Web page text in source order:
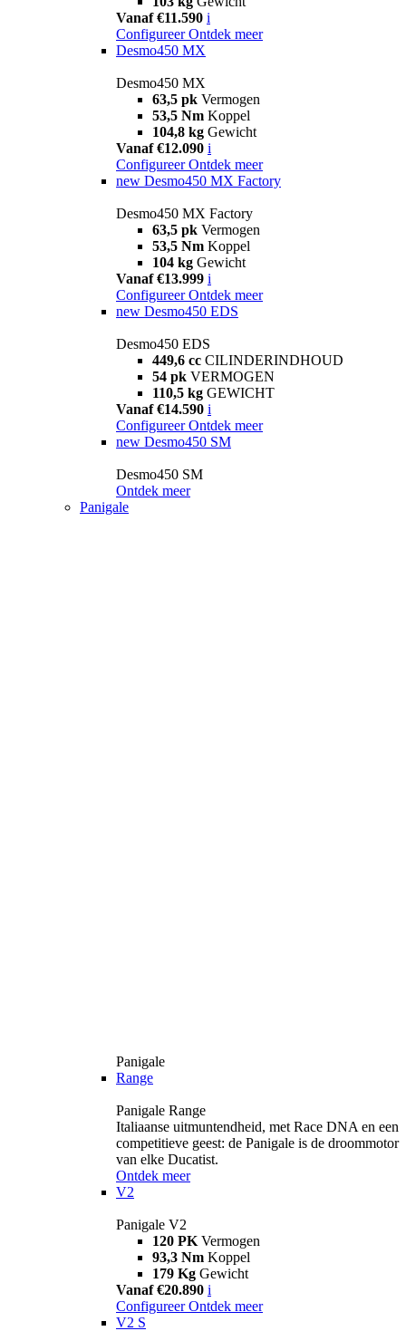
Vanaf €11.590 i
Configureer Ontdek meer
Desmo450 MX
Desmo450 MX
63,5 pk Vermogen
53,5 Nm Koppel
104,8 kg Gewicht
Vanaf €12.090 i
Configureer Ontdek meer
new Desmo450 MX Factory
Desmo450 MX Factory
63,5 pk Vermogen
53,5 Nm Koppel
104 kg Gewicht
Vanaf €13.999 i
Configureer Ontdek meer
new Desmo450 EDS
Desmo450 EDS
449,6 cc CILINDERINDHOUD
54 pk VERMOGEN
110,5 kg GEWICHT
Vanaf €14.590 i
Configureer Ontdek meer
new Desmo450 SM
Desmo450 SM
Ontdek meer
Panigale
Panigale
Range
Panigale Range
Italiaanse uitmuntendheid, met Race DNA en een
competitieve geest: de Panigale is de droommotor
van elke Ducatist.
Ontdek meer
V2
Panigale V2
120 PK Vermogen
93,3 Nm Koppel
179 Kg Gewicht
Vanaf €20.890 i
Configureer Ontdek meer
V2 S